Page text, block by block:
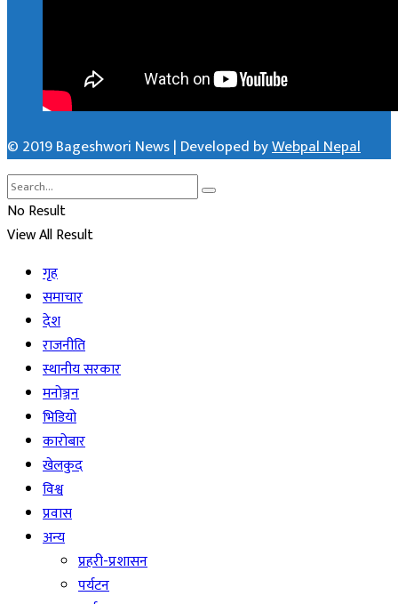
© 2019 Bageshwori News | Developed byWebpal Nepal
No Result
View All Result
गृह
समाचार
देश
राजनीति
स्थानीय सरकार
मनोञ्जन
भिडियो
कारोबार
खेलकुद
विश्व
प्रवास
अन्य
प्रहरी-प्रशासन
पर्यटन